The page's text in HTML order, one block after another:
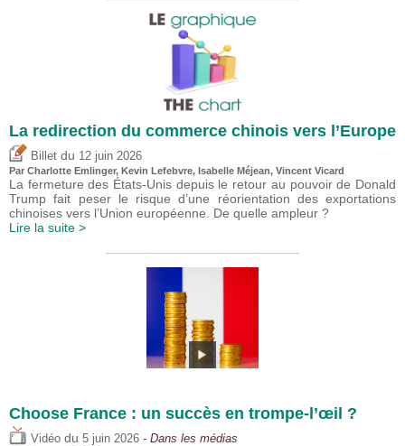
La redirection du commerce chinois vers l’Europe
Billet du 12 juin 2026
Par Charlotte Emlinger, Kevin Lefebvre, Isabelle Méjean, Vincent Vicard
La fermeture des États-Unis depuis le retour au pouvoir de Donald
Trump fait peser le risque d’une réorientation des exportations
chinoises vers l’Union européenne. De quelle ampleur ?
Lire la suite >
Choose France : un succès en trompe-l’œil ?
Vidéo du 5 juin 2026 - Dans les médias